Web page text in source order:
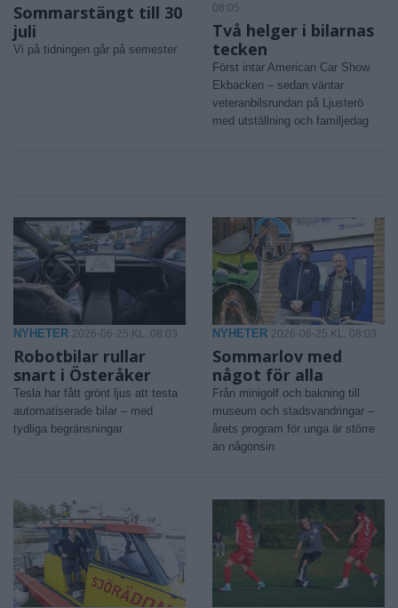
Sommarstängt till 30
juli
Vi på tidningen går på semester
08:05
Två helger i bilarnas
tecken
Först intar American Car Show
Ekbacken – sedan väntar
veteranbilsrundan på Ljusterö
med utställning och familjedag
NYHETER 2026-06-25 KL. 08:03
Robotbilar rullar
snart i Österåker
Tesla har fått grönt ljus att testa
automatiserade bilar – med
tydliga begränsningar
NYHETER 2026-06-25 KL. 08:03
Sommarlov med
något för alla
Från minigolf och bakning till
museum och stadsvandringar –
årets program för unga är större
än någonsin